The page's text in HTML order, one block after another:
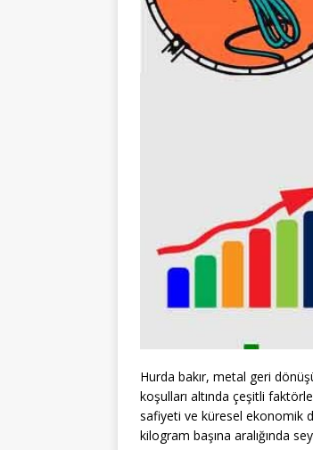
Hurda bakır, metal geri
koşulları altında çeşitli
safiyeti ve küresel ekonomik
kilogram başına aralığında